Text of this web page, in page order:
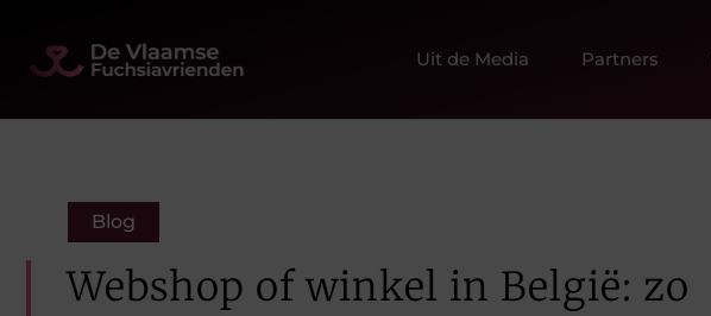
Uit de Media Partners
Blog
Webshop of winkel in België: zo